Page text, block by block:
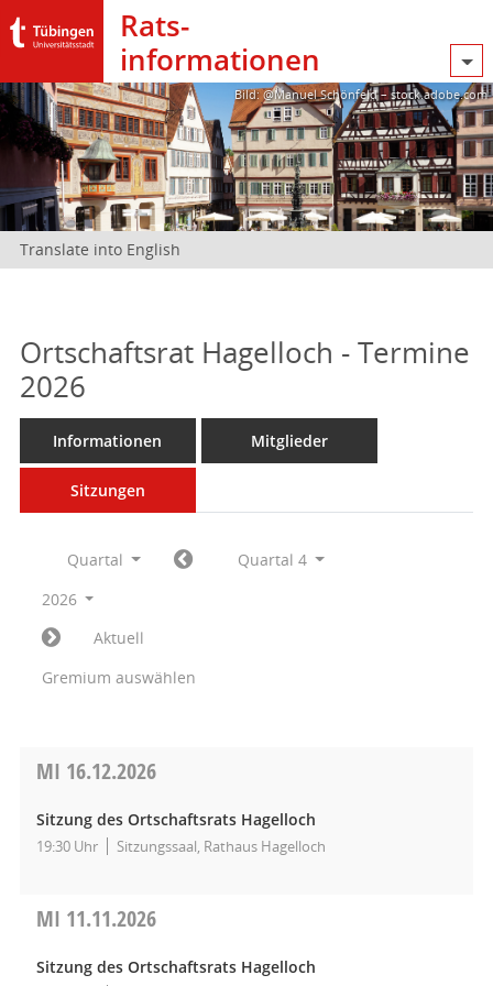
Rats­
informationen
Bild: @Manuel Schönfeld – stock.adobe.com
Translate into English
Ortschaftsrat Hagelloch - Termine
2026
Informationen Mitglieder
Sitzungen
Quartal
Quartal 4
2026
Aktuell
Gremium auswählen
MI 16.12.2026
Sitzung des Ortschaftsrats Hagelloch
19:30 Uhr Sitzungssaal, Rathaus Hagelloch
MI 11.11.2026
Sitzung des Ortschaftsrats Hagelloch